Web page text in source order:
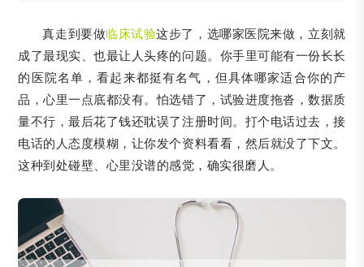
真走到要做临床试验这步了，选哪家医院来做，立刻就
成了最现实、也最让人头疼的问题。你手里可能有一份长长
的医院名单，看起来都挺有名气，但具体哪家适合你的产
品，心里一点底都没有。怕选错了，试验进度拖沓，数据质
量不行，最后花了钱还耽误了注册时间。打个电话过去，接
电话的人态度模糊，让你发个资料看看，然后就没了下文。
这种到处碰壁、心里没谱的感觉，确实很磨人。